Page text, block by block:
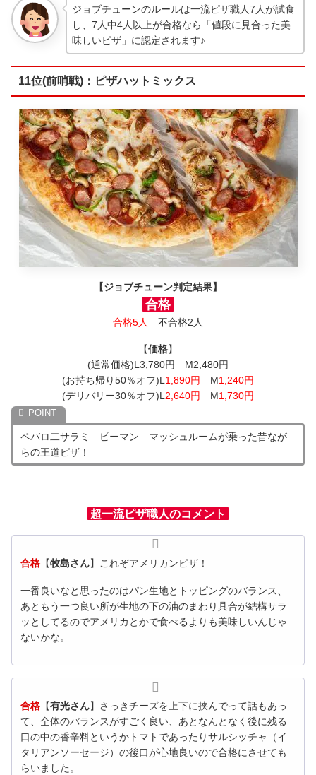
ジョブチューンのルールは一流ピザ職人7人が試食
し、7人中4人以上が合格なら「値段に見合った美
味しいピザ」に認定されます♪
11位(前哨戦)：ピザハットミックス
【ジョブチューン判定結果】
合格
合格5人 不合格2人
【価格】
(通常価格)L3,780円 M2,480円
(お持ち帰り50％オフ)L1,890円 M1,240円
(デリバリー30％オフ)L2,640円 M1,730円
ペバロ二サラミ ピーマン マッシュルームが乗った昔なが
らの王道ピザ！
超一流ピザ職人のコメント
合格 【牧島さん】これぞアメリカンピザ！
一番良いなと思ったのはパン生地とトッピングのバランス、
あともう一つ良い所が生地の下の油のまわり具合が結構サラ
ッとしてるのでアメリカとかで食べるよりも美味しいんじゃ
ないかな。
合格 【有光さん】さっきチーズを上下に挟んでって話もあっ
て、全体のバランスがすごく良い、あとなんとなく後に残る
口の中の香辛料というかトマトであったりサルシッチャ（イ
タリアンソーセージ）の後口が心地良いので合格にさせても
らいました。